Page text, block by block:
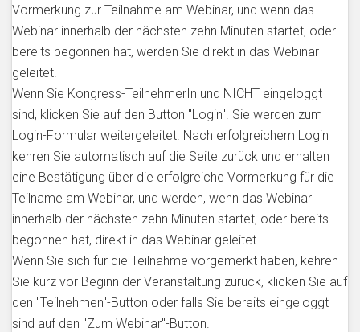
Vormerkung zur Teilnahme am Webinar, und wenn das
Webinar innerhalb der nächsten zehn Minuten startet, oder
bereits begonnen hat, werden Sie direkt in das Webinar
geleitet.
Wenn Sie Kongress-TeilnehmerIn und NICHT eingeloggt
sind, klicken Sie auf den Button "Login". Sie werden zum
Login-Formular weitergeleitet. Nach erfolgreichem Login
kehren Sie automatisch auf die Seite zurück und erhalten
eine Bestätigung über die erfolgreiche Vormerkung für die
Teilname am Webinar, und werden, wenn das Webinar
innerhalb der nächsten zehn Minuten startet, oder bereits
begonnen hat, direkt in das Webinar geleitet.
Wenn Sie sich für die Teilnahme vorgemerkt haben, kehren
Sie kurz vor Beginn der Veranstaltung zurück, klicken Sie auf
den "Teilnehmen"-Button oder falls Sie bereits eingeloggt
sind auf den "Zum Webinar"-Button.